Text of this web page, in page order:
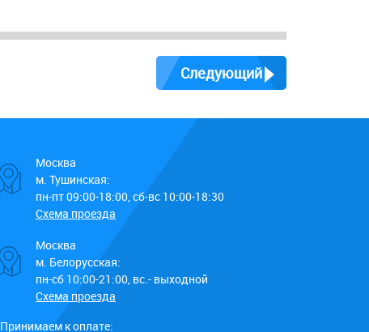
Следующий
Москва
м. Тушинская:
пн-пт 09:00-18:00, сб-вс 10:00-18:30
Схема проезда
Москва
м. Белорусская:
пн-сб 10:00-21:00, вс.- выходной
Схема проезда
Принимаем к оплате: